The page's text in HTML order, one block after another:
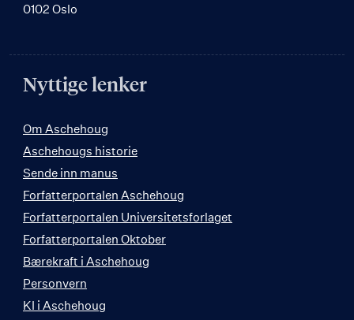
0102 Oslo
Nyttige lenker
Om Aschehoug
Aschehougs historie
Sende inn manus
Forfatterportalen Aschehoug
Forfatterportalen Universitetsforlaget
Forfatterportalen Oktober
Bærekraft i Aschehoug
Personvern
KI i Aschehoug